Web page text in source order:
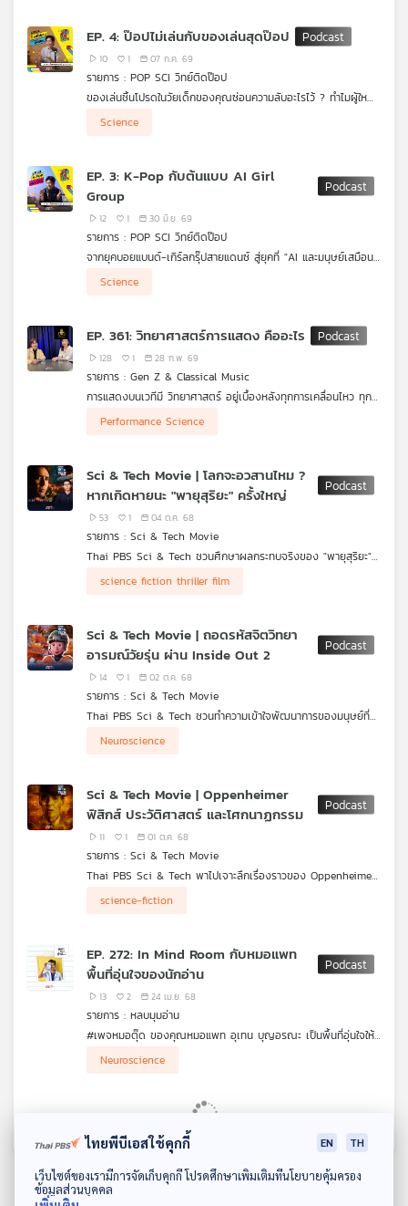
วิทยุ
ไทย
แผนที่
วิทยุ
ดาวน์โหลด Thai PBS Podcast Application
วิทยาศาสตร์และวิศวกรรมเสียง ทั้งการทำงานของโปรแกรม DAW
และการประมวลผลคณิตศาสตร์ที่สร้างสรรค์ทำนองเพลงให้ติดหูคน
ฟัง
EP. 4: ป๊อปไม่เล่นกับของเล่นสุดป๊อป
10 1 07 ก.ค. 69
รายการ : POP SCI วิทย์ติดป๊อป
ของเล่นชิ้นโปรดในวัยเด็กของคุณซ่อนความลับอะไรไว้ ? ทำไมผู้ใหญ่
? มาร่วมหาคำตอบใน #POPSCIวิทย์ติดป๊อป ที่จะพาคุณไปดูการเดิน
เครื่องมือบำบัดจิตใจและกระตุ้นความคิดสร้างสรรค์ชั้นยอดของมนุษย์
ทุกช่วงวัย!
Science
EP. 3: K-Pop กับต้นแบบ AI Girl
Group
12 1 30 มิ.ย. 69
รายการ : POP SCI วิทย์ติดป๊อป
จากยุคบอยแบนด์-เกิร์ลกรุ๊ปสายแดนซ์ สู่ยุคที่ "AI และมนุษย์เสมือน"
มองใหม่กับ #POPSCIวิทย์ติดป๊อป เจาะลึกวิทยาศาสตร์เบื้องหลัง
สะเทือนไปทั่วโลกบันเทิง พร้อมตั้งคำถามชวนคิดว่าในอนาคต
เทคโนโลยีจะเข้ามาแทนที่ศิลปินที่เป็นมนุษย์ได้จริงหรือ ?
Science
EP. 361: วิทยาศาสตร์การแสดง คืออะไร
128 1 28 ก.พ. 69
รายการ : Gen Z & Classical Music
การแสดงบนเวทีมี วิทยาศาสตร์ อยู่เบื้องหลังทุกการเคลื่อนไหว ทุก
ตอนนี้ของ GenZ and Classical Music ร่วมพูดคุยกับ ทิพย์วธู
อย่างไรให้มีประสิทธิภาพสูงสุด ความกดดันบนเวทีจัดการได้จริงไหม?
และนักดนตรีมืออาชีพใช้วิทยาศาสตร์ช่วยยกระดับการแสดงของตัว
เองอย่างไร หาคำตอบได้ในตอนนี้
Performance Science
Sci & Tech Movie | โลกจะอวสานไหม ?
หากเกิดหายนะ "พายุสุริยะ" ครั้งใหญ่
53 1 04 ต.ค. 68
รายการ : Sci & Tech Movie
Thai PBS Sci & Tech ชวนศึกษาผลกระทบจริงของ "พายุสุริยะ"
อีกครั้ง อินเทอร์เน็ต ไฟฟ้า จะล่มสลาย แล้วมนุษย์จะเอาตัวรอด
science fiction thriller film
Sci & Tech Movie | ถอดรหัสจิตวิทยา
อารมณ์วัยรุ่น ผ่าน Inside Out 2
14 1 02 ต.ค. 68
รายการ : Sci & Tech Movie
Thai PBS Sci & Tech ชวนทำความเข้าใจพัฒนาการของมนุษย์ที่
กับ "ผศ.นพ.ทรงภูมิ เบญญากร" จิตแพทย์เด็กและวัยรุ่น พร้อม
Neuroscience
Sci & Tech Movie | Oppenheimer
ฟิสิกส์ ประวัติศาสตร์ และโศกนาฏกรรม
11 1 01 ต.ค. 68
รายการ : Sci & Tech Movie
Thai PBS Sci & Tech พาไปเจาะลึกเรื่องราวของ Oppenheimer
ระเบิดปรมาณู ทฤษฎีฟิสิกส์ “ทฤษฎีสัมพัทธภาพ” และความขัดแย้ง
science-fiction
EP. 272: In Mind Room กับหมอแพท
พื้นที่อุ่นใจของนักอ่าน
13 2 24 เม.ย. 68
รายการ : หลบมุมอ่าน
#เพจหมอตุ๊ด ของคุณหมอแพท อุเทน บุญอรณะ เป็นพื้นที่อุ่นใจให้
ทั้งนักเขียนและเจ้คนหนึ่ง ผู้พร้อมเสิร์ฟการปลอบประโลมไปยังลูก
เป็นนักเขียนและการเป็นหมอ จากการเป็นนักอ่าน ติดตามคุณแม่ไปยัง
ต่างประเทศอย่าง My Imaginary Boyfriend, ประสาทวิทยาของ
ประพันธกรเป็นอย่างไรกันนะ คุณหมอแพทมีคำตอบ เช่นเดียวกับ
ปัญหาความรักที่เจ้บอกว่า “การเลือกคนที่ใช่ไม่มีจริง”, ปิดจบด้วย
ความหมายและความแตกต่างของงานเขียนประเภทบอยเลิฟ (BL)
และเกย์ลิต (Gay Literature)
Neuroscience
EP. 833: การค้นพบทางวิทยาศาสตร์ในปี
2024
13 ธ.ค. 67
รายการ : Sci & Tech
แต่ละมีการศึกษาวิจัยทางวิทยาศาสตร์เกิดขึ้นหลายหมื่นเรื่อง เช่น
ไทยพีบีเอสใช้คุกกี้ EN TH
เว็บไซต์ของเรามีการจัดเก็บคุกกี้ โปรดศึกษาเพิ่มเติมที่นโยบายคุ้มครอง
ข้อมูลส่วนบุคคล